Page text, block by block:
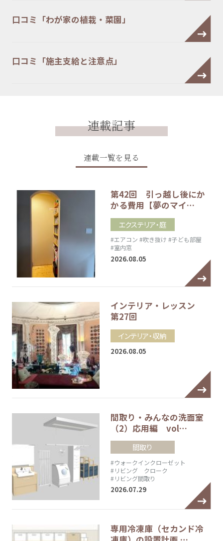
口コミ「わが家の植栽・菜園」
口コミ「施主支給と注意点」
連載記事
連載一覧を見る
第42回 引っ越し後にか
かる費用【夢のマイ…
エクステリア・庭
#エアコン #吹き抜け #子ども部屋
#室内窓
2026.08.05
インテリア・レッスン
第27回
インテリア・収納
2026.08.05
間取り・みんなの洗面室
（2）応用編 vol…
間取り
#ウォークインクローゼット
#リビング クローク
#リビング間取り
2026.07.29
専用冷凍庫（セカンド冷